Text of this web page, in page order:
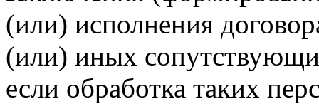
(или) исполнения
(или) иных
если обработка таких